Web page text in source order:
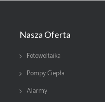
Nasza Oferta
Fotowoltaika
Pompy Ciepła
Alarmy